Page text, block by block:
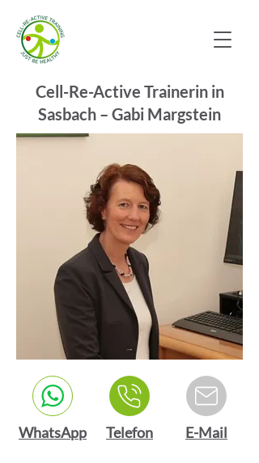
Cell-Re-Active Trainerin in
Sasbach – Gabi Margstein
WhatsApp Telefon E-Mail